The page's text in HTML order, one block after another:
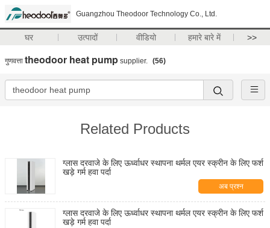
Guangzhou Theodoor Technology Co., Ltd.
घर उत्पादों वीडियो हमारे बारे में >>
गुणवत्ता theodoor heat pump supplier. (56)
Related Products
ग्लास दरवाजे के लिए ऊर्ध्वाधर स्थापना थर्मल एयर स्क्रीन के लिए फर्श
खड़े गर्म हवा पर्दा
अब प्रश्न
ग्लास दरवाजे के लिए ऊर्ध्वाधर स्थापना थर्मल एयर स्क्रीन के लिए फर्श
खड़े गर्म हवा पर्दा